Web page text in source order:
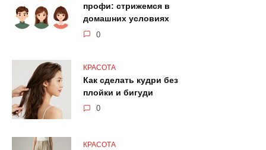
профи: стрижемся в
домашних условиях
0
КРАСОТА
Как сделать кудри без
плойки и бигуди
0
КРАСОТА